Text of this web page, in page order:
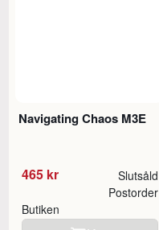
Navigating Chaos M3E
465 kr Slutsåld
Butiken
Postorder